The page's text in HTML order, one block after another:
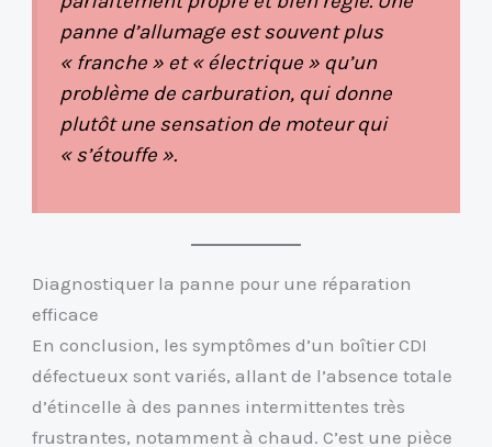
panne d’allumage est souvent plus
« franche » et « électrique » qu’un
problème de carburation, qui donne
plutôt une sensation de moteur qui
« s’étouffe ».
Diagnostiquer la panne pour une réparation
efficace
En conclusion, les symptômes d’un boîtier CDI
défectueux sont variés, allant de l’absence totale
d’étincelle à des pannes intermittentes très
frustrantes, notamment à chaud. C’est une pièce